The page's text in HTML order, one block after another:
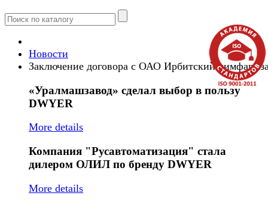
Новости
Заключение договора с ОАО Ирбитский
«Уралмашзавод» сделал выбор в пользу
DWYER
More details
Компания "Русавтоматизация" стала
дилером ОЛИЛ по бренду DWYER
More details